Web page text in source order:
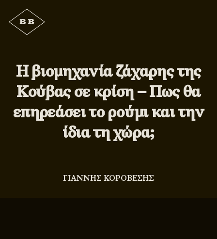
Η βιομηχανία ζάχαρης της
Κούβας σε κρίση – Πως θα
επηρεάσει το ρούμι και την
ίδια τη χώρα;
ΓΙΑΝΝΗΣ ΚΟΡΟΒΕΣΗΣ